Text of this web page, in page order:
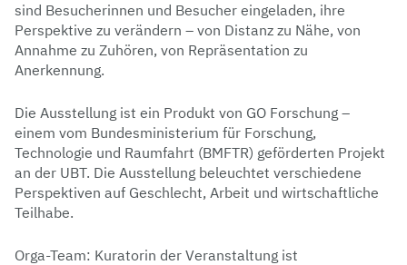
sind Besucherinnen und Besucher eingeladen, ihre
Perspektive zu verändern – von Distanz zu Nähe, von
Annahme zu Zuhören, von Repräsentation zu
Anerkennung.
Die Ausstellung ist ein Produkt von GO Forschung –
einem vom Bundesministerium für Forschung,
Technologie und Raumfahrt (BMFTR) geförderten Projekt
an der UBT. Die Ausstellung beleuchtet verschiedene
Perspektiven auf Geschlecht, Arbeit und wirtschaftliche
Teilhabe.
Orga-Team: Kuratorin der Veranstaltung ist